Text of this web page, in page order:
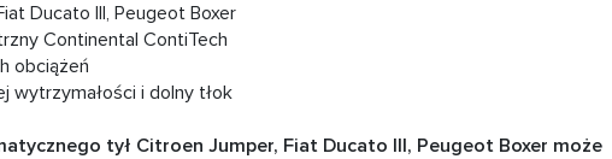
Ducato III, Peugeot Boxer
Continental ContiTech
obciążeń
wytrzymałości i dolny tłok
tył Citroen Jumper, Fiat Ducato III, Peugeot Boxer może